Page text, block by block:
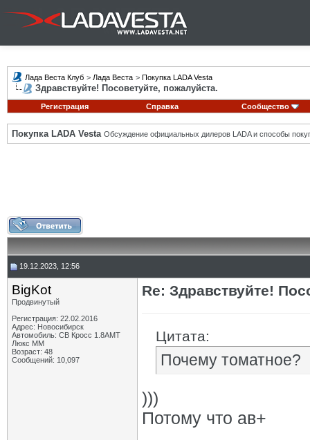
Лада Веста Клуб > Лада Веста > Покупка LADA Vesta
Здравствуйте! Посоветуйте, пожалуйста.
Регистрация Справка Сообщество
Покупка LADA Vesta Обсуждение официальных дилеров LADA и способы
19.12.2023, 12:56
BigKot
Продвинутый
Регистрация: 22.02.2016
Адрес: Новосибирск
Автомобиль: СВ Кросс 1.8АМТ
Люкс ММ
Возраст: 48
Сообщений: 10,097
Re: Здравствуйте!
Цитата:
Почему томатное?
)))
Потому что ав+